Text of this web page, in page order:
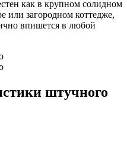
как в крупном солидном
или загородном коттедже,
впишется в любой
штучного